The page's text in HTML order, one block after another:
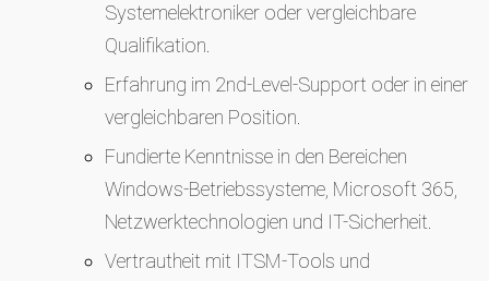
Systemelektroniker oder vergleichbare
Qualifikation.
Erfahrung im 2nd-Level-Support oder in einer
vergleichbaren Position.
Fundierte Kenntnisse in den Bereichen
Windows-Betriebssysteme, Microsoft 365,
Netzwerktechnologien und IT-Sicherheit.
Vertrautheit mit ITSM-Tools und